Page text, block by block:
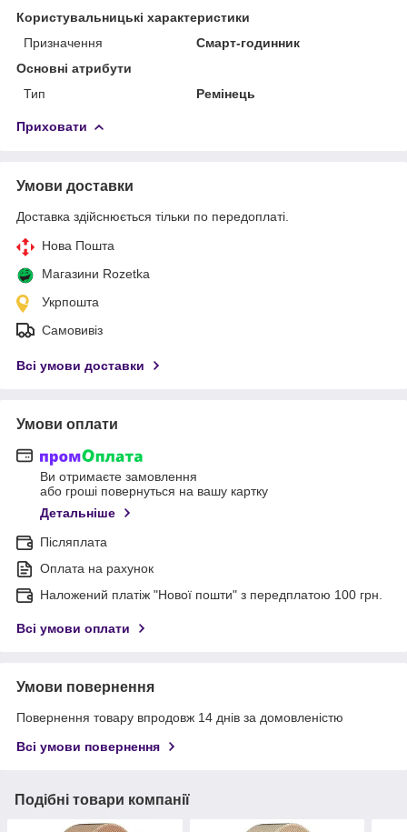
Користувальницькі характеристики
Призначення
Смарт-годинник
Основні атрибути
Тип
Ремінець
Приховати
Умови доставки
Доставка здійснюється тільки по передоплаті.
Нова Пошта
Магазини Rozetka
Укрпошта
Самовивіз
Всі умови доставки
Умови оплати
Ви отримаєте замовлення
або гроші повернуться на вашу картку
Детальніше
Післяплата
Оплата на рахунок
Наложений платіж "Нової пошти" з передплатою 100 грн.
Всі умови оплати
Умови повернення
Повернення товару впродовж 14 днів за домовленістю
Всі умови повернення
Подібні товари компанії